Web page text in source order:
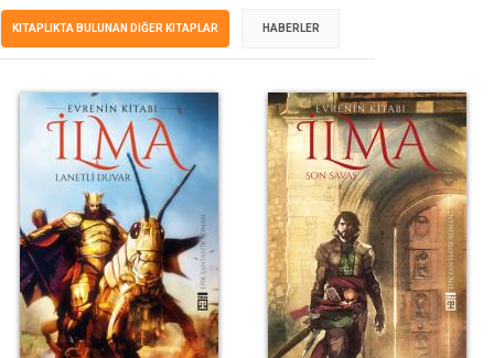
KITAPLIKTA BULUNAN DIĞER KITAPLAR HABERLER